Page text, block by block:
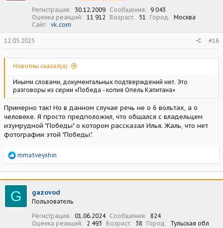
Регистрация 30.12.2009 Сообщения
9 043
Оценка реакций
11 912 Возраст 51 Город
Москва
Сайт
vk.com
12.05.2025 #16
Новотны сказал(а):
Иными словами, документальных подтверждений нет. Это
разговоры из серии «Победа - копия Опель Капитана»
Примерно так! Но в данном случае речь не о 6 вольтах, а о
человеке. Я просто предположил, что общался с владельцем
изумрудной "Победы" о котором рассказал Илья. Жаль, что нет
фотографии этой "Победы".
Р
а
к
ц
и
и
mmatveyshin
G gazovod
Пользователь
Регистрация
01.06.2024 Сообщения
824
Оценка реакций
2 493 Возраст 38 Город Тульская обл